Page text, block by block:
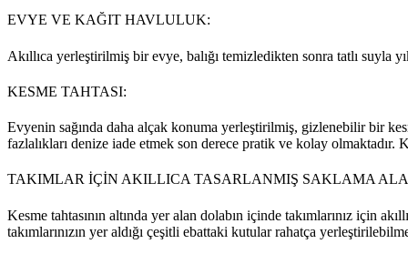
EVYE VE KAĞIT HAVLULUK:
Akıllıca yerleştirilmiş bir evye, balığı temizledikten sonra tatlı suyla
KESME TAHTASI:
Evyenin sağında daha alçak konuma yerleştirilmiş, gizlenebilir bir
fazlalıkları denize iade etmek son derece pratik ve kolay olmaktadır.
TAKIMLAR İÇİN AKILLICA TASARLANMIŞ SAKLAMA
Kesme tahtasının altında yer alan dolabın içinde takımlarınız için
takımlarınızın yer aldığı çeşitli ebattaki kutular rahatça